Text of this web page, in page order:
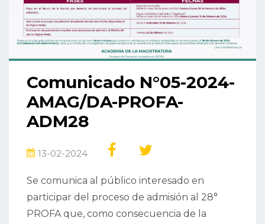
Comunicado N°05-2024-
AMAG/DA-PROFA-
ADM28
13-02-2024
Se comunica al público interesado en
participar del proceso de admisión al 28°
PROFA que, como consecuencia de la